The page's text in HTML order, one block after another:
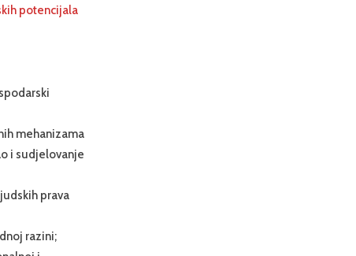
potencijala
mehanizama
i sudjelovanje
prava
razini;